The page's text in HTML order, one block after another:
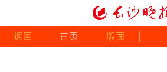
返回 首页 版面